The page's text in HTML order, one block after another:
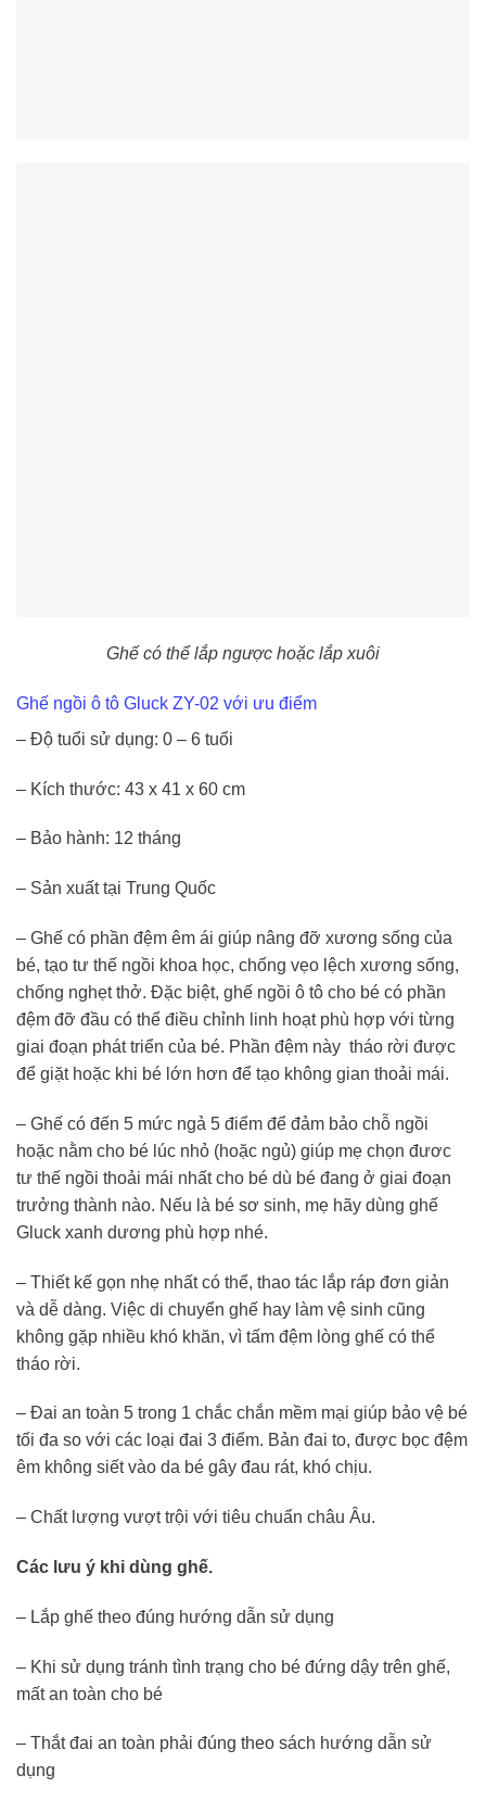
Ghế có thể lắp ngược hoặc lắp xuôi
Ghế ngồi ô tô Gluck ZY-02 với ưu điểm
– Độ tuổi sử dụng: 0 – 6 tuổi
– Kích thước: 43 x 41 x 60 cm
– Bảo hành: 12 tháng
– Sản xuất tại Trung Quốc
– Ghế có phần đệm êm ái giúp nâng đỡ xương sống của
bé, tạo tư thế ngồi khoa học, chống vẹo lệch xương sống,
chống nghẹt thở. Đặc biệt, ghế ngồi ô tô cho bé có phần
đệm đỡ đầu có thể điều chỉnh linh hoạt phù hợp với từng
giai đoạn phát triển của bé. Phần đệm này tháo rời được
để giặt hoặc khi bé lớn hơn để tạo không gian thoải mái.
– Ghế có đến 5 mức ngả 5 điểm để đảm bảo chỗ ngồi
hoặc nằm cho bé lúc nhỏ (hoặc ngủ) giúp mẹ chọn đươc
tư thế ngồi thoải mái nhất cho bé dù bé đang ở giai đoạn
trưởng thành nào. Nếu là bé sơ sinh, mẹ hãy dùng ghế
Gluck xanh dương phù hợp nhé.
– Thiết kế gọn nhẹ nhất có thể, thao tác lắp ráp đơn giản
và dễ dàng. Việc di chuyển ghế hay làm vệ sinh cũng
không gặp nhiều khó khăn, vì tấm đệm lòng ghế có thể
tháo rời.
– Đai an toàn 5 trong 1 chắc chắn mềm mại giúp bảo vệ bé
tối đa so với các loại đai 3 điểm. Bản đai to, được bọc đệm
êm không siết vào da bé gây đau rát, khó chịu.
– Chất lượng vượt trội với tiêu chuẩn châu Âu.
Các lưu ý khi dùng ghế.
– Lắp ghế theo đúng hướng dẫn sử dụng
– Khi sử dụng tránh tình trạng cho bé đứng dậy trên ghế,
mất an toàn cho bé
– Thắt đai an toàn phải đúng theo sách hướng dẫn sử
dụng